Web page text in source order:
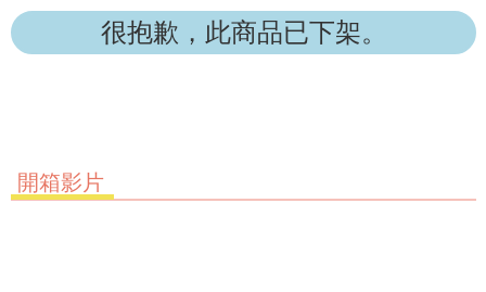
很抱歉，此商品已下架。
開箱影片